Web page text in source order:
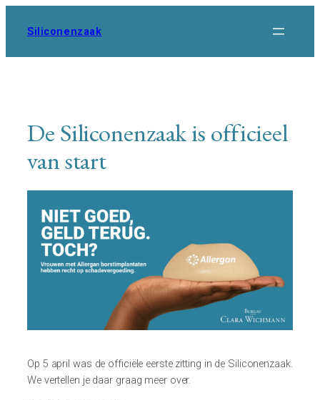
Siliconenzaak
De Siliconenzaak is officieel
van start
Op 5 april was de officiële eerste zitting in de Siliconenzaak.
We vertellen je daar graag meer over.